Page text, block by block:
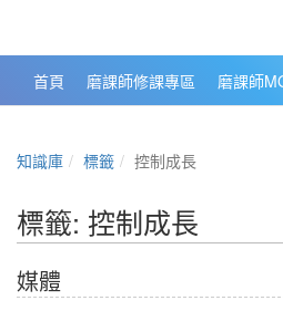
首頁 磨課師修課專區 磨課師
知識庫 標籤 控制成長
標籤: 控制成長
媒體